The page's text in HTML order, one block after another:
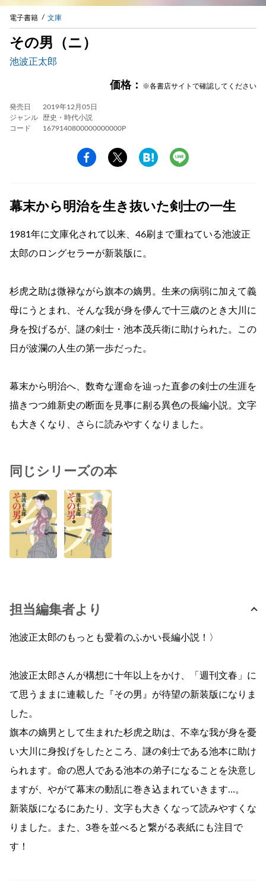
電子書籍 文庫
その男（ニ）
池波正太郎
価格： ※各書店サイトで確認してください
発売日
2019年12月05日
ジャンル
歴史・時代小説
コード
1679140800000000000P
幕末から明治を生き抜いた剣士の一生
1981年に文庫化されて以来、46刷まで重ねている池波正
太郎のロングセラーが新装版に。
杉虎之助は微禄ながら旗本の嫡男。生来の病弱に加えて義
母にうとまれ、そんな我が身を儚んで十三歳のとき大川に
身を投げるが、謎の剣士・池本茂兵衛に助けられた。この
日が波瀾の人生の第一歩だった。
幕末から明治へ、数奇な運命を辿った直参の剣士の生涯を
描きつつ維新史の断面を見事に剔る異色の長編小説。文字
も大きくなり、さらに読みやすくなりました。
同じシリーズの本
担当編集者より
池波正太郎のもっとも愛着のふかい長編小説！〉
池波正太郎さんが構想に十年以上をかけ、「週刊文春」に
て思うままに連載した『その男』が待望の新装版になりま
した。
旗本の嫡男として生まれた杉虎之助は、不幸な我が身を憂
い大川に身投げをしたところ、謎の剣士である池本に助け
られます。命の恩人である池本の弟子になることを決意し
ますが、やがて幕末の動乱に巻き込まれていきます…。
新装版になるにあたり、文字も大きくなって読みやすくな
りました。また、3巻を並べると繋がる表紙にも注目で
す！